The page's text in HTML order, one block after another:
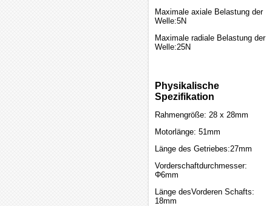
Maximale axiale Belastung der
Welle:5N
Maximale radiale Belastung der
Welle:25N
Physikalische
Spezifikation
Rahmengröße: 28 x 28mm
Motorlänge: 51mm
Länge des Getriebes:27mm
Vorderschaftdurchmesser:
Φ6mm
Länge desVorderen Schafts:
18mm